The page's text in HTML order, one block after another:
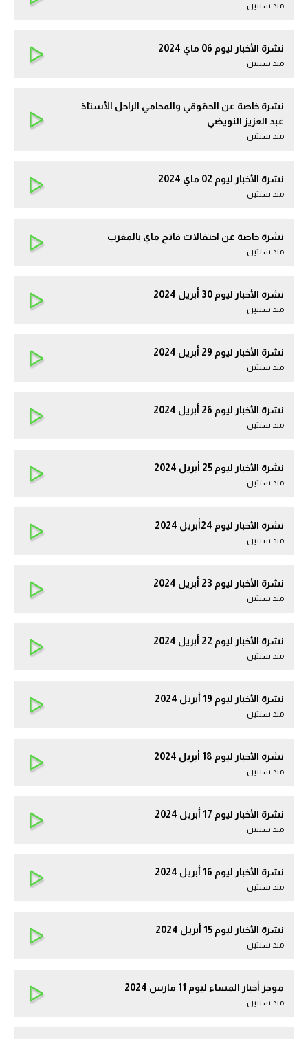
مند سنتين
نشرة الأخبار ليوم 06 ماي 2024
مند سنتين
نشرة خاصة عن الحقوقي والمحامي الراحل الأستاذ
عبد العزيز النويضي
مند سنتين
نشرة الأخبار ليوم 02 ماي 2024
مند سنتين
نشرة خاصة عن احتفالات فاتح ماي بالمغرب
مند سنتين
نشرة الأخبار ليوم 30 أبريل 2024
مند سنتين
نشرة الأخبار ليوم 29 أبريل 2024
مند سنتين
نشرة الأخبار ليوم 26 أبريل 2024
مند سنتين
نشرة الأخبار ليوم 25 أبريل 2024
مند سنتين
نشرة الأخبار ليوم 24أبريل 2024
مند سنتين
نشرة الأخبار ليوم 23 أبريل 2024
مند سنتين
نشرة الأخبار ليوم 22 أبريل 2024
مند سنتين
نشرة الأخبار ليوم 19 أبريل 2024
مند سنتين
نشرة الأخبار ليوم 18 أبريل 2024
مند سنتين
نشرة الأخبار ليوم 17 أبريل 2024
مند سنتين
نشرة الأخبار ليوم 16 أبريل 2024
مند سنتين
نشرة الأخبار ليوم 15 أبريل 2024
مند سنتين
موجز أخبار المساء ليوم 11 مارس 2024
مند سنتين